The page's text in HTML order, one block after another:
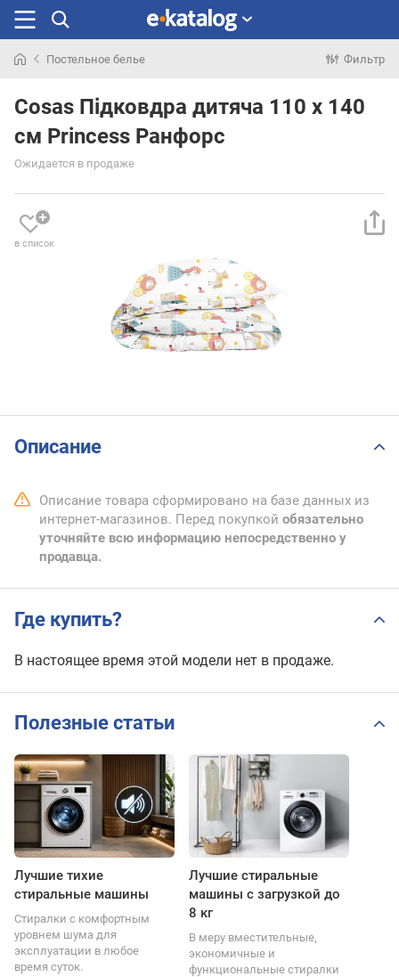
раньше
Постельное белье Фильтр
Cosas Підковдра дитяча 110 x 140
см Princess Ранфорс
Ожидается в продаже
в список
Описание
Описание товара сформировано на базе данных из
интернет-магазинов. Перед покупкой обязательно
уточняйте всю информацию непосредственно у
продавца.
Где купить?
В настоящее время этой модели нет в продаже.
Полезные статьи
Лучшие тихие
стиральные машины
Стиралки с комфортным
уровнем шума для
эксплуатации в любое
время суток.
Лучшие стиральные
машины с загрузкой до
8 кг
В меру вместительные,
экономичные и
функциональные стиралки